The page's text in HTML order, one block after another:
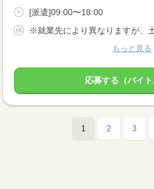
[派遣]09:00〜18:00
※就業先により異なりますが、
もっと見る
応募する（バイト
1 2 3